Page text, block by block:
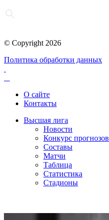
© Copyright 2026
Политика обработки данных
О сайте
Контакты
Высшая лига
Новости
Конкурс прогнозов
Составы
Матчи
Таблица
Статистика
Стадионы